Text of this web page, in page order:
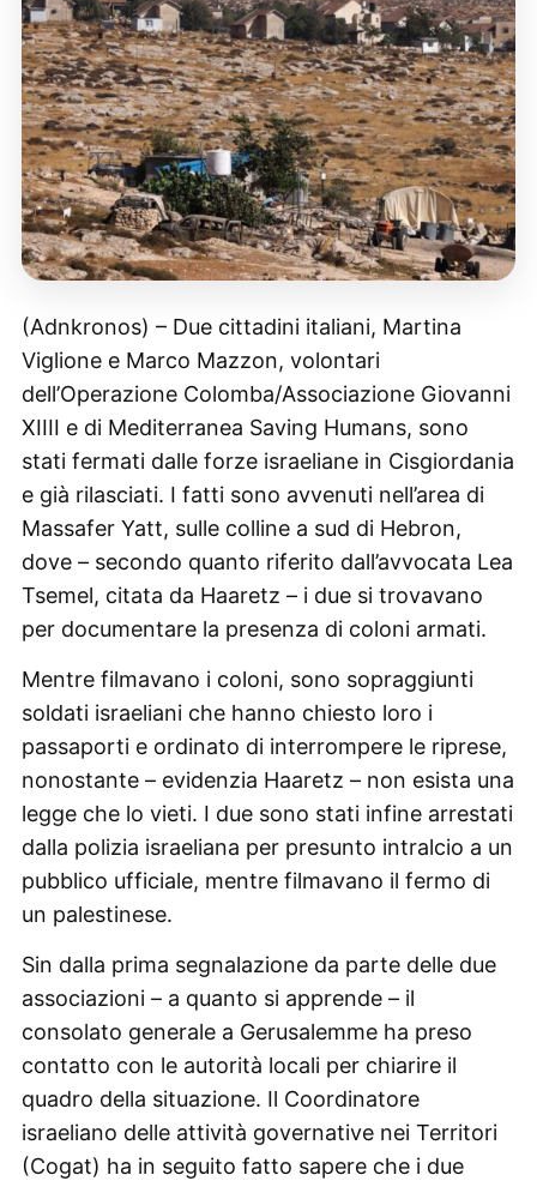
(Adnkronos) – Due cittadini italiani, Martina
Viglione e Marco Mazzon, volontari
dell’Operazione Colomba/Associazione Giovanni
XIIII e di Mediterranea Saving Humans, sono
stati fermati dalle forze israeliane in Cisgiordania
e già rilasciati. I fatti sono avvenuti nell’area di
Massafer Yatt, sulle colline a sud di Hebron,
dove – secondo quanto riferito dall’avvocata Lea
Tsemel, citata da Haaretz – i due si trovavano
per documentare la presenza di coloni armati.
Mentre filmavano i coloni, sono sopraggiunti
soldati israeliani che hanno chiesto loro i
passaporti e ordinato di interrompere le riprese,
nonostante – evidenzia Haaretz – non esista una
legge che lo vieti. I due sono stati infine arrestati
dalla polizia israeliana per presunto intralcio a un
pubblico ufficiale, mentre filmavano il fermo di
un palestinese.
Sin dalla prima segnalazione da parte delle due
associazioni – a quanto si apprende – il
consolato generale a Gerusalemme ha preso
contatto con le autorità locali per chiarire il
quadro della situazione. Il Coordinatore
israeliano delle attività governative nei Territori
(Cogat) ha in seguito fatto sapere che i due